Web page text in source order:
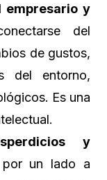
empresario y
del
de gustos,
del entorno,
Es una
y
un lado a